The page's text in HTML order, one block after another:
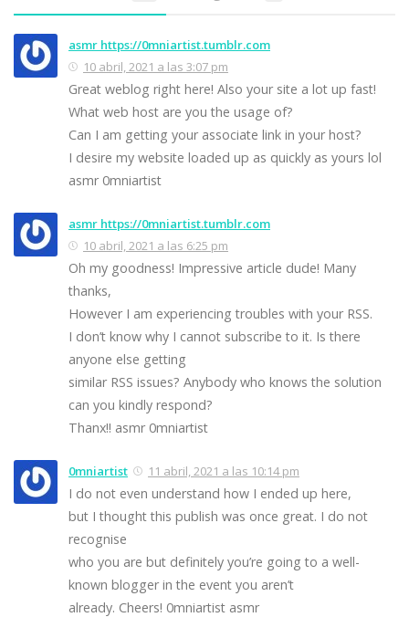
asmr https://0mniartist.tumblr.com
10 abril, 2021 a las 3:07 pm
Great weblog right here! Also your site a lot up fast!
What web host are you the usage of?
Can I am getting your associate link in your host?
I desire my website loaded up as quickly as yours lol
asmr 0mniartist
asmr https://0mniartist.tumblr.com
10 abril, 2021 a las 6:25 pm
Oh my goodness! Impressive article dude! Many
thanks,
However I am experiencing troubles with your RSS.
I don’t know why I cannot subscribe to it. Is there
anyone else getting
similar RSS issues? Anybody who knows the solution
can you kindly respond?
Thanx!! asmr 0mniartist
0mniartist 11 abril, 2021 a las 10:14 pm
I do not even understand how I ended up here,
but I thought this publish was once great. I do not
recognise
who you are but definitely you’re going to a well-
known blogger in the event you aren’t
already. Cheers! 0mniartist asmr